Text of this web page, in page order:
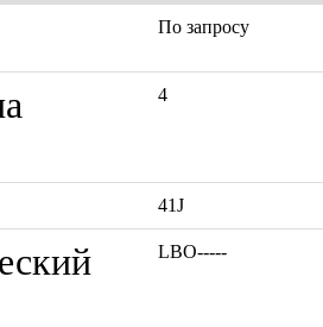
По запросу
4
41J
LBO-----